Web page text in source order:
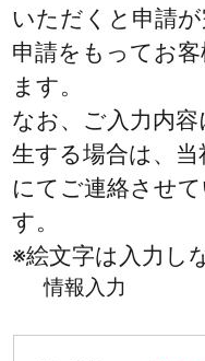
いただくと申請が
申請をもってお
ます。
なお、ご入力内
生する場合は、
にてご連絡させ
す。
※絵文字は入力し
情報入力